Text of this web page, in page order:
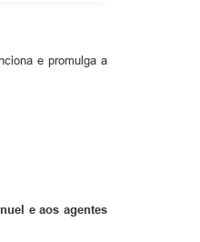
e promulga a
e aos agentes